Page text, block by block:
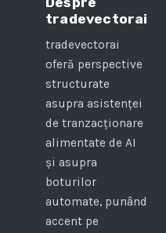
tradevectorai
tradevectorai
oferă perspective
structurate
asupra asistenței
de tranzacționare
alimentate de AI
și asupra
boturilor
automate, punând
accent pe